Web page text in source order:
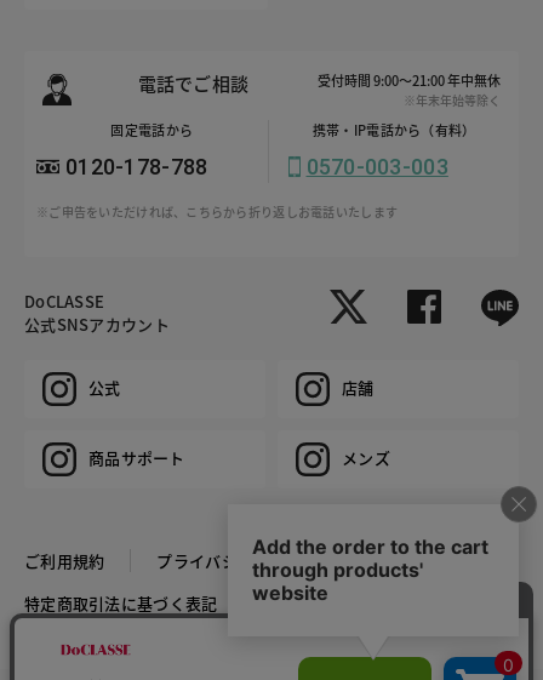
電話でご相談 受付時間 9:00～21:00 年中無休
※年末年始等除く
固定電話から
0120-178-788
携帯・IP電話から（有料）
0570-003-003
※ご申告をいただければ、こちらから折り返しお電話いたします
DoCLASSE
公式SNSアカウント
公式 店舗
商品サポート メンズ
ご利用規約
プライバシーポリシー
特定商取引法に基づく表記
推奨環境
COPYRIGHT © DoCLASSE ALL RIGHTS RESERVED.